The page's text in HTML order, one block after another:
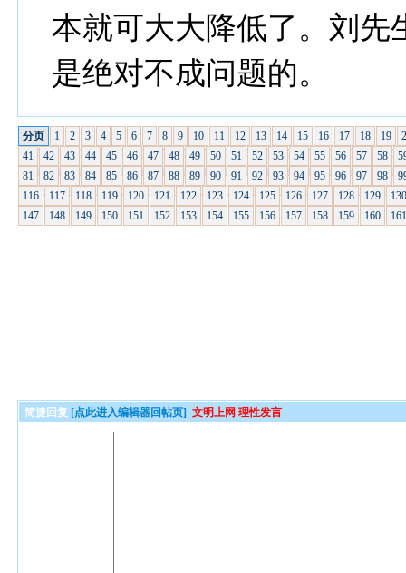
本就可大大降低了。刘先
是绝对不成问题的。
分页 1 2 3 4 5 6 7 8 9 10 11 12 13 14 15 16 17 18 19
41
42 43 44 45 46 47 48 49 50 51 52 53 54 55 56 57 58
81
82 83 84 85 86 87 88 89 90 91 92 93 94 95 96 97 98
116
117 118 119 120 121 122 123 124 125 126 127 128 129
147
148 149 150 151 152 153 154 155 156 157 158 159 160
简捷回复 [点此进入编辑器回帖页] 文明上网 理性发言